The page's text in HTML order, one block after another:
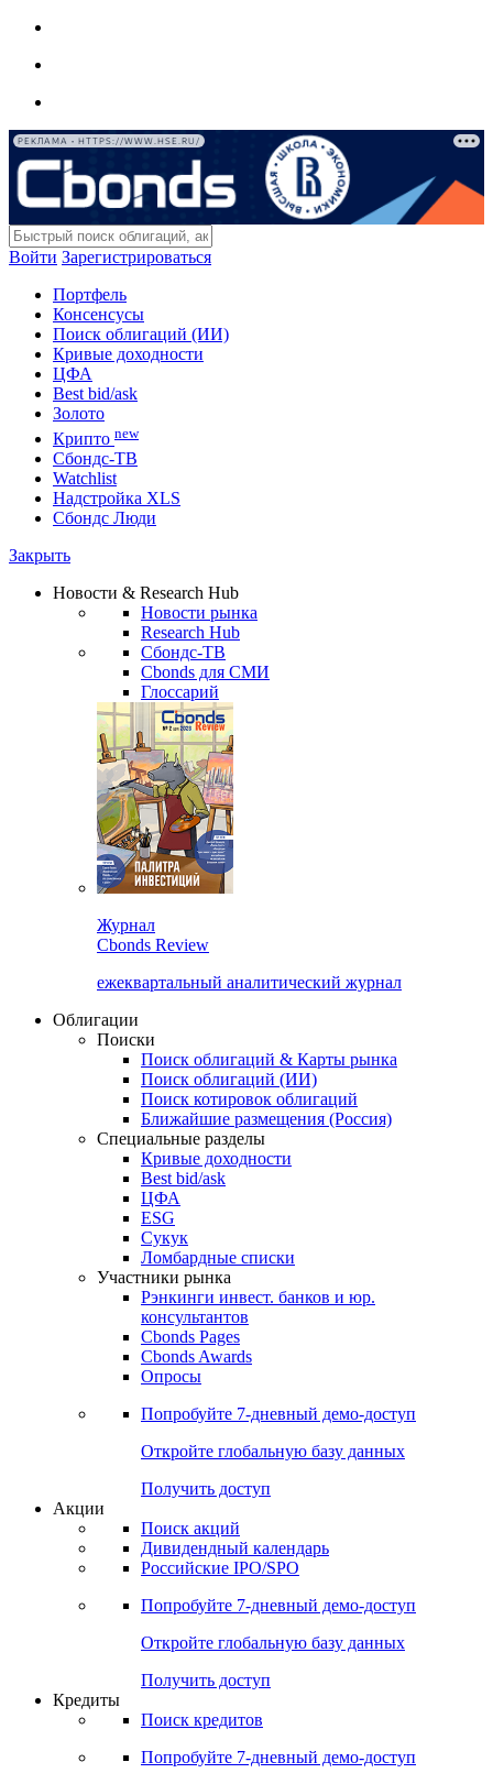
РЕКЛАМА • HTTPS://WWW.HSE.RU/
Войти Зарегистрироваться
Портфель
Консенсусы
Поиск облигаций (ИИ)
Кривые доходности
ЦФА
Best bid/ask
Золото
Крипто new
Сбондс-ТВ
Watchlist
Надстройка XLS
Сбондс Люди
Закрыть
Новости & Research Hub
Новости рынка
Research Hub
Сбондс-ТВ
Cbonds для СМИ
Глоссарий
Журнал
Cbonds Review
ежеквартальный аналитический журнал
Облигации
Поиски
Поиск облигаций & Карты рынка
Поиск облигаций (ИИ)
Поиск котировок облигаций
Ближайшие размещения (Россия)
Специальные разделы
Кривые доходности
Best bid/ask
ЦФА
ESG
Сукук
Ломбардные списки
Участники рынка
Рэнкинги инвест. банков и юр.
консультантов
Cbonds Pages
Cbonds Awards
Опросы
Попробуйте 7-дневный демо-доступ
Откройте глобальную базу данных
Получить доступ
Акции
Поиск акций
Дивидендный календарь
Российские IPO/SPO
Попробуйте 7-дневный демо-доступ
Откройте глобальную базу данных
Получить доступ
Кредиты
Поиск кредитов
Попробуйте 7-дневный демо-доступ